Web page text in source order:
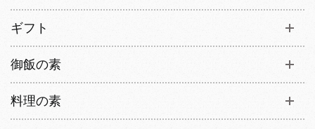
ギフト
御飯の素
料理の素